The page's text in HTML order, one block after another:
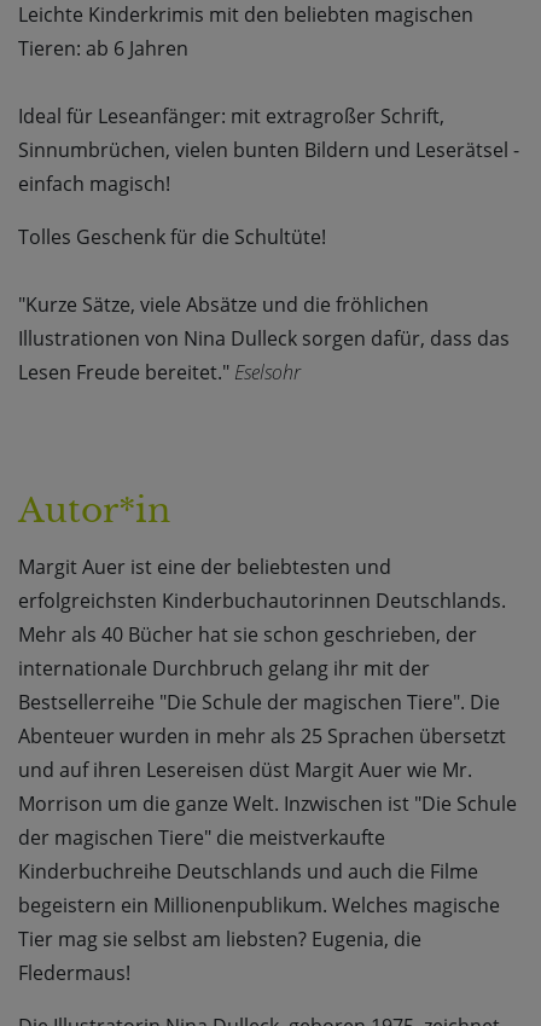
Leichte Kinderkrimis mit den beliebten magischen
Tieren: ab 6 Jahren
Ideal für Leseanfänger: mit extragroßer Schrift,
Sinnumbrüchen, vielen bunten Bildern und Leserätsel -
einfach magisch!
Tolles Geschenk für die Schultüte!
"Kurze Sätze, viele Absätze und die fröhlichen
Illustrationen von Nina Dulleck sorgen dafür, dass das
Lesen Freude bereitet." Eselsohr
Autor*in
Margit Auer ist eine der beliebtesten und
erfolgreichsten Kinderbuchautorinnen Deutschlands.
Mehr als 40 Bücher hat sie schon geschrieben, der
internationale Durchbruch gelang ihr mit der
Bestsellerreihe "Die Schule der magischen Tiere". Die
Abenteuer wurden in mehr als 25 Sprachen übersetzt
und auf ihren Lesereisen düst Margit Auer wie Mr.
Morrison um die ganze Welt. Inzwischen ist "Die Schule
der magischen Tiere" die meistverkaufte
Kinderbuchreihe Deutschlands und auch die Filme
begeistern ein Millionenpublikum. Welches magische
Tier mag sie selbst am liebsten? Eugenia, die
Fledermaus!